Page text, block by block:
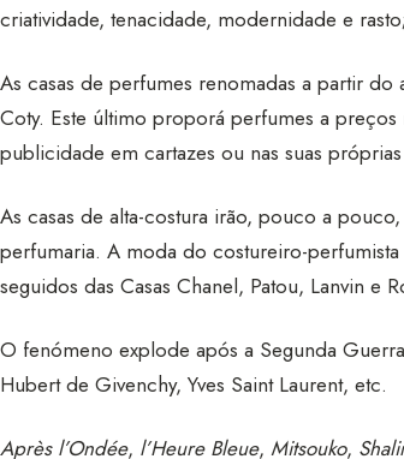
criatividade, tenacidade, modernidade e
As casas de perfumes renomadas a partir
Coty. Este último proporá perfumes a
publicidade em cartazes ou nas suas
As casas de alta-costura irão, pouco a
perfumaria. A moda do costureiro-
seguidos das Casas Chanel, Patou, Lanvin e
O fenómeno explode após a Segunda
Hubert de Givenchy, Yves Saint Laurent, etc.
Après l’Ondée, l’Heure Bleue, Mitsouko,